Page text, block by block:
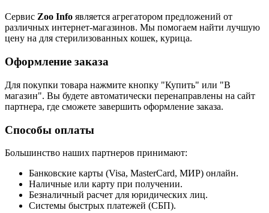
Сервис Zoo Info является агрегатором предложений от
различных интернет-магазинов. Мы помогаем найти лучшую
цену на для стерилизованных кошек, курица.
Оформление заказа
Для покупки товара нажмите кнопку "Купить" или "В
магазин". Вы будете автоматически перенаправлены на сайт
партнера, где сможете завершить оформление заказа.
Способы оплаты
Большинство наших партнеров принимают:
Банковские карты (Visa, MasterCard, МИР) онлайн.
Наличные или карту при получении.
Безналичный расчет для юридических лиц.
Системы быстрых платежей (СБП).